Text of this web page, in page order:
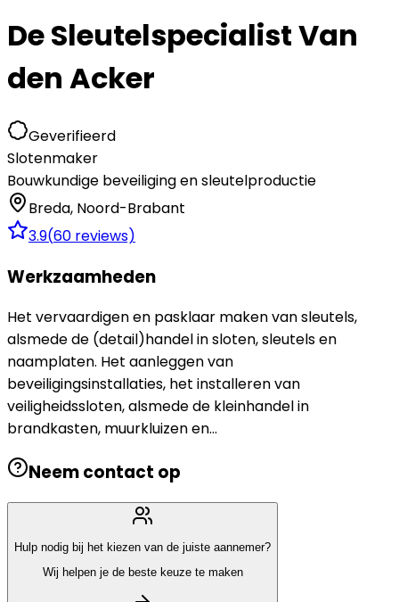
De Sleutelspecialist Van
den Acker
Geverifieerd
Slotenmaker
Bouwkundige beveiliging en sleutelproductie
Breda, Noord-Brabant
3.9(60 reviews)
Werkzaamheden
Het vervaardigen en pasklaar maken van sleutels,
alsmede de (detail)handel in sloten, sleutels en
naamplaten. Het aanleggen van
beveiligingsinstallaties, het installeren van
veiligheidssloten, alsmede de kleinhandel in
brandkasten, muurkluizen en...
Neem contact op
Hulp nodig bij het kiezen van de juiste aannemer?
Wij helpen je de beste keuze te maken